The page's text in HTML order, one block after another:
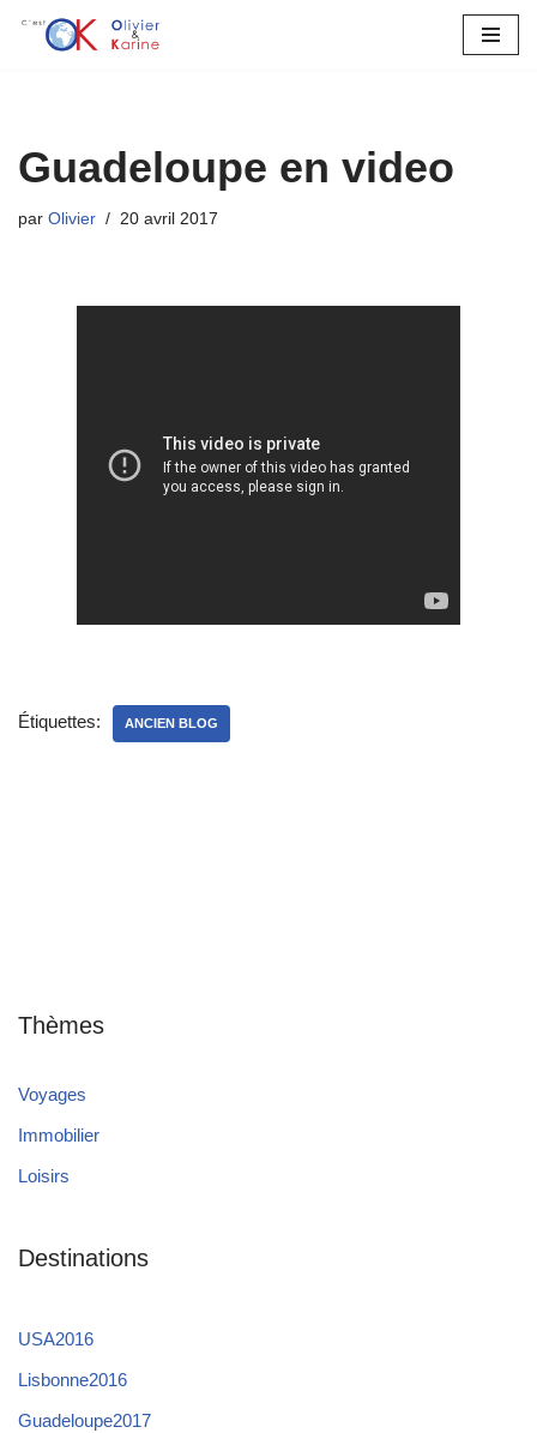
Guadeloupe en video
par Olivier 20 avril 2017
Étiquettes: ANCIEN BLOG
Thèmes
Voyages
Immobilier
Loisirs
Destinations
USA2016
Lisbonne2016
Guadeloupe2017